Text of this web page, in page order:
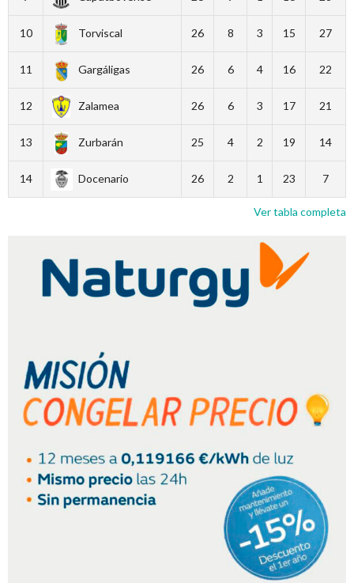
10 Torviscal 26 8 3 15 27
11 Gargáligas 26 6 4 16 22
12 Zalamea 26 6 3 17 21
13 Zurbarán 25 4 2 19 14
14 Docenario 26 2 1 23 7
Ver tabla completa